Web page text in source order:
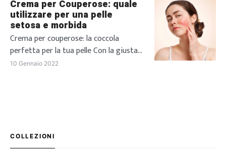
alle tue esigenze. La rosacea è un
arrossamento della pelle del viso
particolarmente frequente nelle donne
dalla pelle molto chiara. Si tratta di un
[…]
Crema per Couperose: quale
utilizzare per una pelle
setosa e morbida
Crema per couperose: la coccola
perfetta per la tua pelle Con la giusta
crema per couperose possiamo
l’inverno è proprio il periodo ideale per
dedicarci alla […]
10 Gennaio 2022
COLLEZIONI